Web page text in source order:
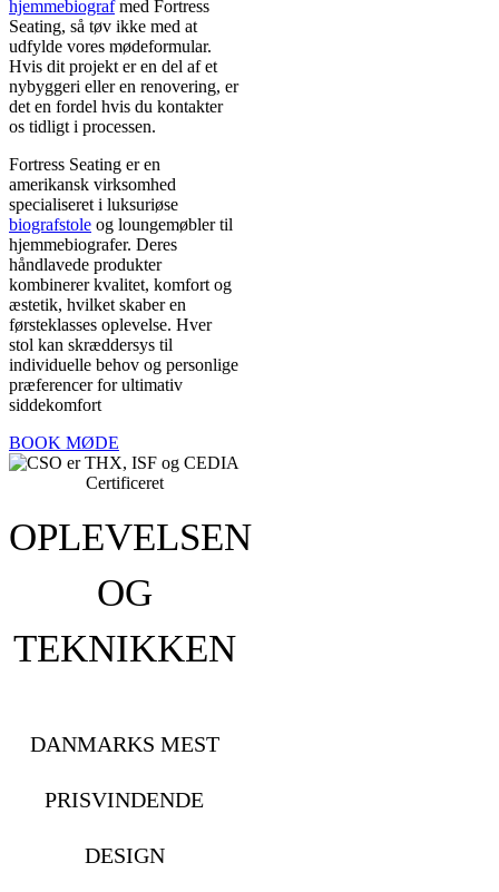
hjemmebiografmed Fortress
Seating, så tøv ikke med at
udfylde vores mødeformular.
Hvis dit projekt er en del af et
nybyggeri eller en renovering, er
det en fordel hvis du kontakter
os tidligt i processen.
Fortress Seating er en
amerikansk virksomhed
specialiseret i luksuriøse
biografstole og loungemøbler til
hjemmebiografer. Deres
håndlavede produkter
kombinerer kvalitet, komfort og
æstetik, hvilket skaber en
førsteklasses oplevelse. Hver
stol kan skræddersys til
individuelle behov og personlige
præferencer for ultimativ
siddekomfort
BOOK MØDE
OPLEVELSEN
OG
TEKNIKKEN
DANMARKS MEST
PRISVINDENDE
DESIGN